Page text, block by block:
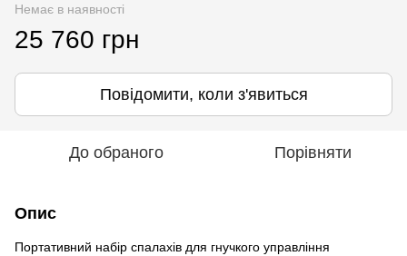
Немає в наявності
25 760 грн
Повідомити, коли з'явиться
До обраного Порівняти
Опис
Портативний набір спалахів для гнучкого управління